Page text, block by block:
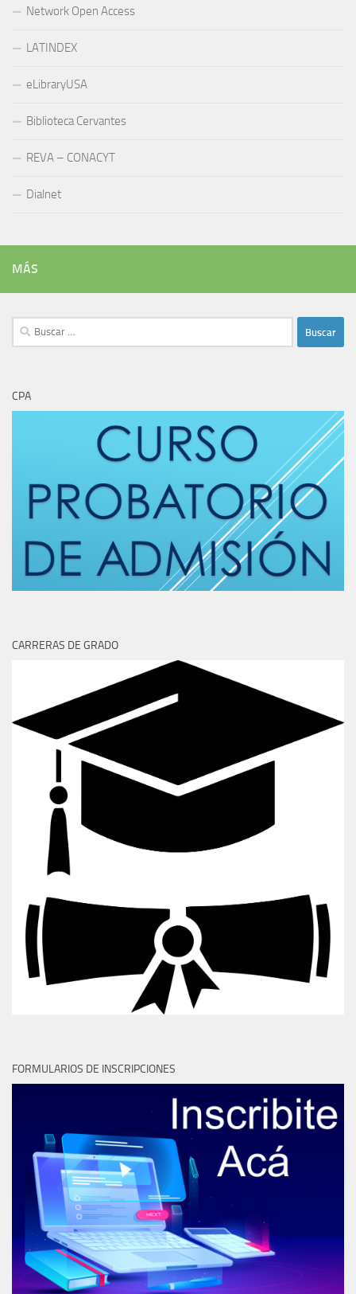
Network Open Access
LATINDEX
eLibraryUSA
Biblioteca Cervantes
REVA – CONACYT
Dialnet
MÁS
Buscar:
CPA
CARRERAS DE GRADO
FORMULARIOS DE INSCRIPCIONES